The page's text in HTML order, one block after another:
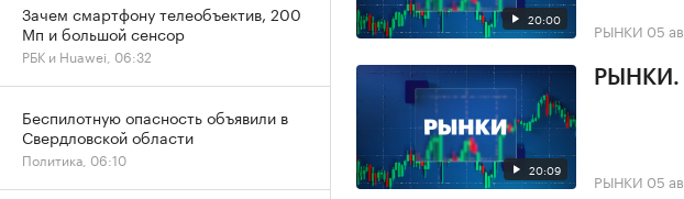
20:00 РЫНКИ 05
20:09
РЫНКИ.
РЫНКИ 05
Зачем смартфону телеобъектив, 200
Мп и большой сенсор
РБК и Huawei, 06:32
Беспилотную опасность объявили в
Свердловской области
Политика, 06:10